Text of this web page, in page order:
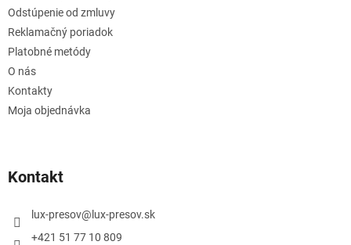
Odstúpenie od zmluvy
Reklamačný poriadok
Platobné metódy
O nás
Kontakty
Moja objednávka
Kontakt
lux-presov@ lux-presov.sk
+421 51 77 10 809